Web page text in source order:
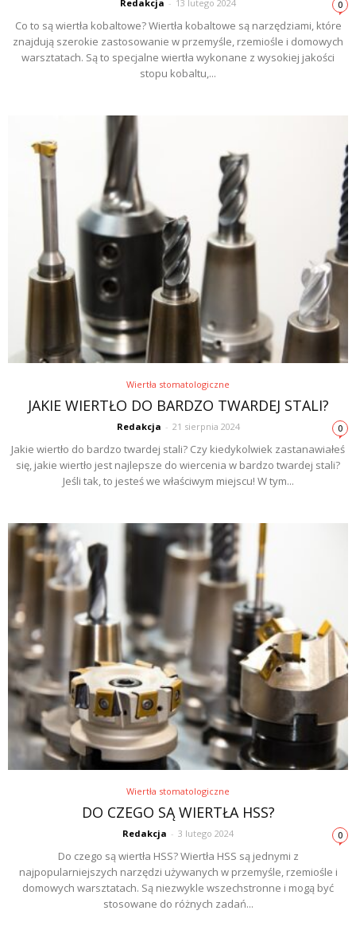
Redakcja - 13 lutego 2024 0
Co to są wiertła kobaltowe? Wiertła kobaltowe są narzędziami, które
znajdują szerokie zastosowanie w przemyśle, rzemiośle i domowych
warsztatach. Są to specjalne wiertła wykonane z wysokiej jakości
stopu kobaltu,...
Wiertła stomatologiczne
JAKIE WIERTŁO DO BARDZO TWARDEJ STALI?
Redakcja - 21 sierpnia 2024 0
Jakie wiertło do bardzo twardej stali? Czy kiedykolwiek zastanawiałeś
się, jakie wiertło jest najlepsze do wiercenia w bardzo twardej stali?
Jeśli tak, to jesteś we właściwym miejscu! W tym...
Wiertła stomatologiczne
DO CZEGO SĄ WIERTŁA HSS?
Redakcja - 3 lutego 2024 0
Do czego są wiertła HSS? Wiertła HSS są jednymi z
najpopularniejszych narzędzi używanych w przemyśle, rzemiośle i
domowych warsztatach. Są niezwykle wszechstronne i mogą być
stosowane do różnych zadań...